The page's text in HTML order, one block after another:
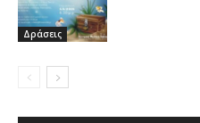
Δράσεις